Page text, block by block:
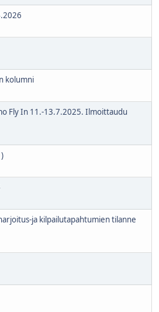
kolumni
Fly In 11.-13.7.2025. Ilmoittaudu
ja kilpailutapahtumien tilanne